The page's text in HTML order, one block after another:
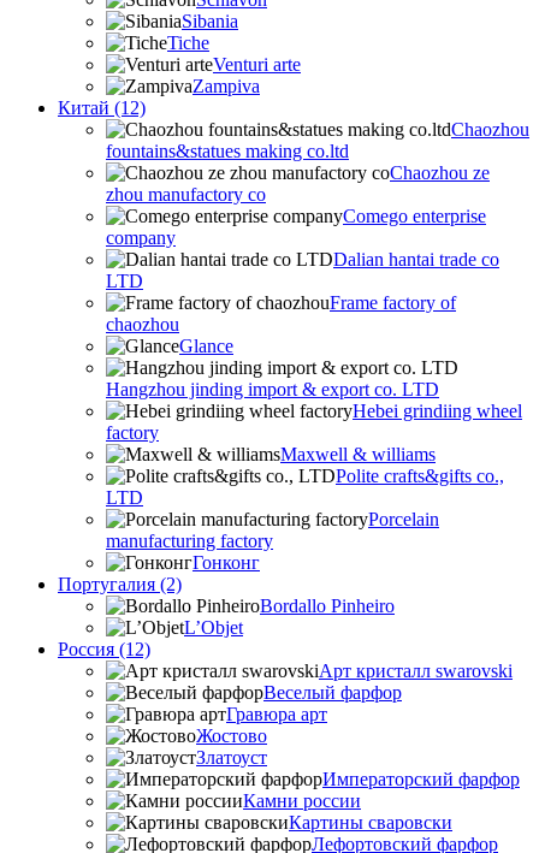
Sibania
Tiche
Venturi arte
Zampiva
Китай (12)
Chaozhou
fountains&statues making co.ltd
Chaozhou ze
zhou manufactory co
Comego enterprise
company
Dalian hantai trade co
LTD
Frame factory of
chaozhou
Glance
Hangzhou jinding import & export co. LTD
Hebei grindiing wheel
factory
Maxwell & williams
Polite crafts&gifts co.,
LTD
Porcelain
manufacturing factory
Гонконг
Португалия (2)
Bordallo Pinheiro
L’Objet
Россия (12)
Арт кристалл swarovski
Веселый фарфор
Гравюра арт
Жостово
Златоуст
Императорский фарфор
Камни россии
Картины сваровски
Лефортовский фарфор